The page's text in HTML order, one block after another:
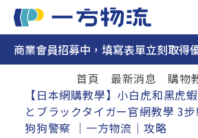
日本集運
日本代購
最新消息
商業會員招募中，填寫表單立刻取得
首頁
最新消息 購物
【日本網購教學】小白虎和黑虎
とブラックタイガー官網教學 3
狗狗警察 ｜一方物流｜攻略